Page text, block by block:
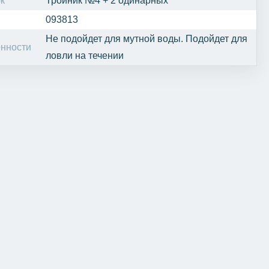
093813
Не подойдет для мутной воды. Подойдет для
ловли на течении